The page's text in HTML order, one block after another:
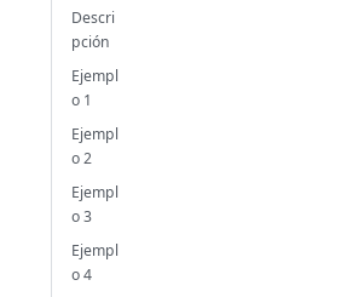
Descri
pción
Ejempl
o 1
Ejempl
o 2
Ejempl
o 3
Ejempl
o 4